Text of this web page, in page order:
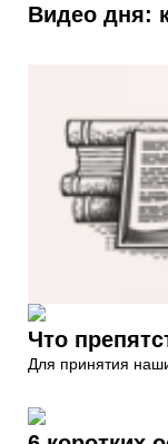
Видео дня:
Что
Для принятия